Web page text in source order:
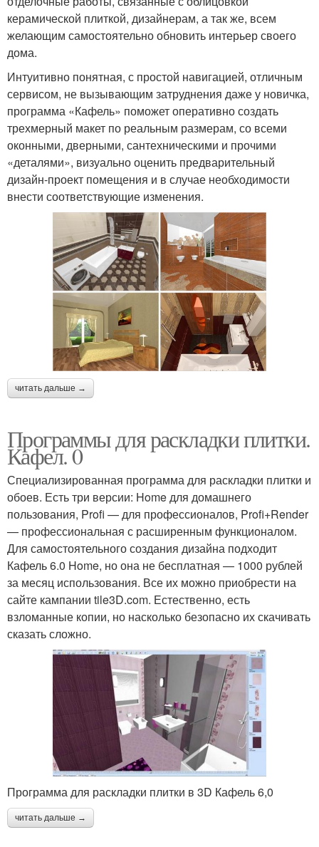
керамической плиткой, дизайнерам, а так же, всем
желающим самостоятельно обновить интерьер своего
дома.
Интуитивно понятная, с простой навигацией, отличным
сервисом, не вызывающим затруднения даже у новичка,
программа «Кафель» поможет оперативно создать
трехмерный макет по реальным размерам, со всеми
оконными, дверными, сантехническими и прочими
«деталями», визуально оценить предварительный
дизайн-проект помещения и в случае необходимости
внести соответствующие изменения.
читать дальше →
Программы для раскладки плитки.
Кафел. 0
Специализированная программа для раскладки плитки и
обоев. Есть три версии: Home для домашнего
пользования, Profi — для профессионалов, Profi+Render
— профессиональная с расширенным функционалом.
Для самостоятельного создания дизайна подходит
Кафель 6.0 Home, но она не бесплатная — 1000 рублей
за месяц использования. Все их можно приобрести на
сайте кампании tile3D.com. Естественно, есть
взломанные копии, но насколько безопасно их скачивать
сказать сложно.
Программа для раскладки плитки в 3D Кафель 6,0
читать дальше →